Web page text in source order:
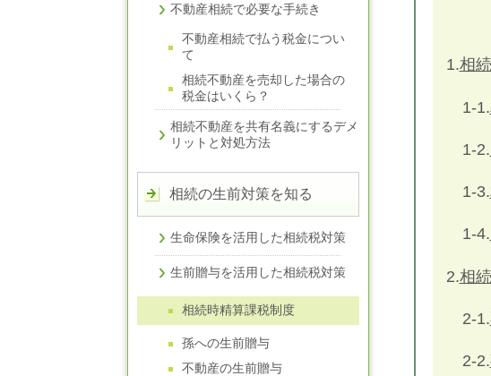
1.相
1-1.
1-2.
1-3.
1-4.
2.相
2-1.
2-2.
不動産相続で必要な手続き
不動産相続で払う税金につい
て
相続不動産を売却した場合の
税金はいくら？
相続不動産を共有名義にするデメ
リットと対処方法
相続の生前対策を知る
生命保険を活用した相続税対策
生前贈与を活用した相続税対策
相続時精算課税制度
孫への生前贈与
不動産の生前贈与